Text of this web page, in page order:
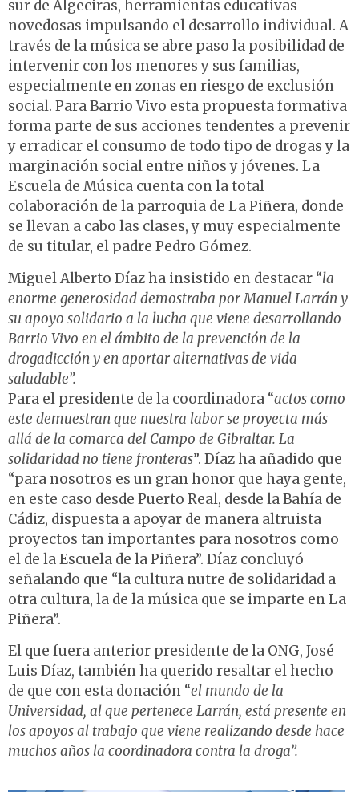
sur de Algeciras, herramientas educativas
novedosas impulsando el desarrollo individual. A
través de la música se abre paso la posibilidad de
intervenir con los menores y sus familias,
especialmente en zonas en riesgo de exclusión
social. Para Barrio Vivo esta propuesta formativa
forma parte de sus acciones tendentes a prevenir
y erradicar el consumo de todo tipo de drogas y la
marginación social entre niños y jóvenes. La
Escuela de Música cuenta con la total
colaboración de la parroquia de La Piñera, donde
se llevan a cabo las clases, y muy especialmente
de su titular, el padre Pedro Gómez.
Miguel Alberto Díaz ha insistido en destacar “la
enorme generosidad demostraba por Manuel Larrán y
su apoyo solidario a la lucha que viene desarrollando
Barrio Vivo en el ámbito de la prevención de la
drogadicción y en aportar alternativas de vida
saludable”.
Para el presidente de la coordinadora “actos como
este demuestran que nuestra labor se proyecta más
allá de la comarca del Campo de Gibraltar. La
solidaridad no tiene fronteras”. Díaz ha añadido que
“para nosotros es un gran honor que haya gente,
en este caso desde Puerto Real, desde la Bahía de
Cádiz, dispuesta a apoyar de manera altruista
proyectos tan importantes para nosotros como
el de la Escuela de la Piñera”. Díaz concluyó
señalando que “la cultura nutre de solidaridad a
otra cultura, la de la música que se imparte en La
Piñera”.
El que fuera anterior presidente de la ONG, José
Luis Díaz, también ha querido resaltar el hecho
de que con esta donación “el mundo de la
Universidad, al que pertenece Larrán, está presente en
los apoyos al trabajo que viene realizando desde hace
muchosaños la coordinadora contra la droga”.